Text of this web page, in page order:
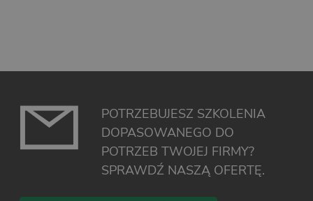
POTRZEBUJESZ SZKOLENIA
DOPASOWANEGO DO
POTRZEB TWOJEJ FIRMY?
SPRAWDŹ NASZĄ OFERTĘ.